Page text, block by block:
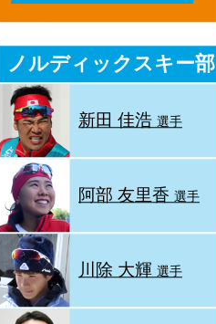
ノルディックスキー部
新田 佳浩選手
阿部 友里香選手
川除 大輝 選手